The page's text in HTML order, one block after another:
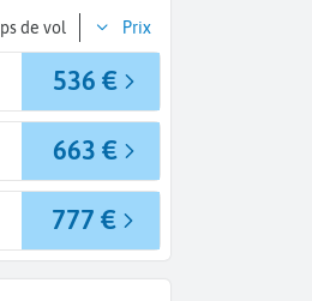
de vol Prix
536 €
663 €
777 €